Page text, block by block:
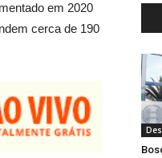
em 2020
cerca de 190